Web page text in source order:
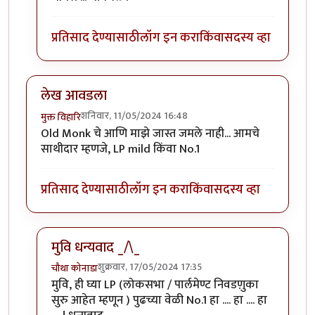
प्रतिसाद देण्यासाठीलॉग इन कराकिंवासदस्य व्हा
लेख आवडला
मुक्त विहारिशनिवार, 11/05/2024 16:48
Old Monk चे आणि माझे जास्त जमले नाही... आमचे
साथीदार म्हणजे, LP mild किंवा No.1
प्रतिसाद देण्यासाठीलॉग इन कराकिंवासदस्य व्हा
मुवि धन्यवाद _/\_
चौथा कोनाडाशुक्रवार, 17/05/2024 17:35
In reply toलेख आवडलाbyमुक्त विहारि
मुवि, ही घ्या LP (लोकसभा / पार्लमेण्ट निवडणु़का
सुरु आहेत म्हणून ) पुढच्या वेळी No.1 हा .... हा .... हा